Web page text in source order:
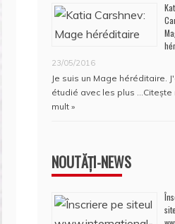
23/05/2016
Je suis un Mage héréditaire.
étudié avec les plus … Citește
mult »
NOUTĂȚI-NEWS